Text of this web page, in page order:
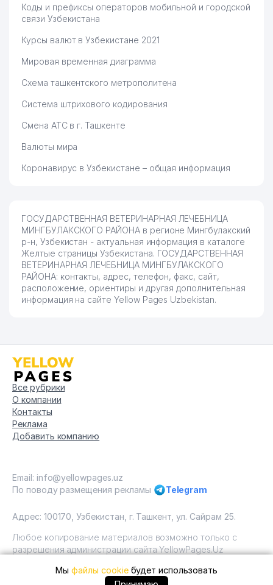
Коды и префиксы операторов мобильной и городской
связи Узбекистана
Курсы валют в Узбекистане 2021
Мировая временная диаграмма
Схема ташкентского метрополитена
Система штрихового кодирования
Смена АТС в г. Ташкенте
Валюты мира
Коронавирус в Узбекистане – общая информация
ГОСУДАРСТВЕННАЯ ВЕТЕРИНАРНАЯ ЛЕЧЕБНИЦА
МИНГБУЛАКСКОГО РАЙОНА в регионе Мингбулакский
р-н, Узбекистан - актуальная информация в каталоге
Желтые страницы Узбекистана. ГОСУДАРСТВЕННАЯ
ВЕТЕРИНАРНАЯ ЛЕЧЕБНИЦА МИНГБУЛАКСКОГО
РАЙОНА: контакты, адрес, телефон, факс, сайт,
расположение, ориентиры и другая дополнительная
информация на сайте Yellow Pages Uzbekistan.
Все рубрики
О компании
Контакты
Реклама
Добавить компанию
Email: info@yellowpages.uz
По поводу размещения рекламы
Telegram
Адрес: 100170, Узбекистан, г. Ташкент, ул. Сайрам 25.
Любое копирование материалов возможно только с
разрешения администрации сайта YellowPages.Uz
Copyright © Yellow Pages Uzbekistan, 2009 - 2026 / ООО
Мыфайлы cookieбудет использовать